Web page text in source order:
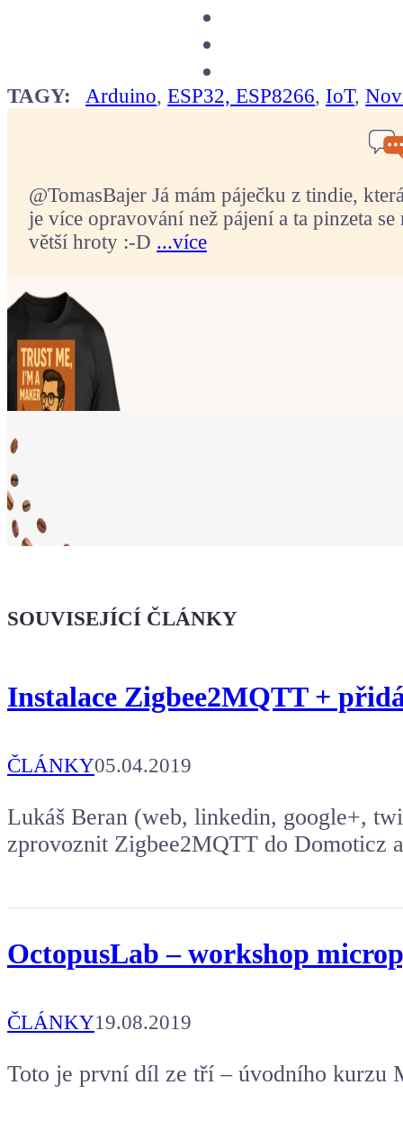
TAGY: Arduino,ESP32, ESP8266,IoT,
@TomasBajer Já mám páječku z tindie,
je více opravování než pájení a ta pinzeta
větší hroty :-D ...více
že jsi Maker!
Kafe pro Chiptrona
Aby mohl napsat další článek.
SOUVISEJÍCÍ ČLÁNKY
Instalace Zigbee2MQTT +
ČLÁNKY05.04.2019
Lukáš Beran (web, linkedin, google+,
zprovoznit Zigbee2MQTT do Domoticz
OctopusLab – workshop
ČLÁNKY19.08.2019
Toto je první díl ze tří – úvodního kurzu